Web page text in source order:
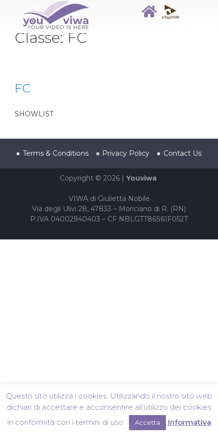
Classe: FC
FC
SHOWLIST
Terms & Conditions Privacy Policy Contact Us
Copyright © 2026 | Youviwa
VIWA di Giulietta Nobile
Via degli Ulivi 28, 47833 – Moriciano di R. (RN)
P.IVA 04002940403 – CF NBLGTT86S61F052T
Questo sito utilizza i cookies. Utilizzando il nostro sito web
dichiari di accettare e acconsentire all’utilizzo dei cookies
in conformità con i termini di uso.
Accetta Informativa